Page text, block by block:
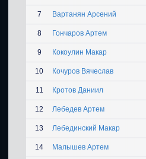
7 Вартанян Арсений
8 Гончаров Артем
9 Кокоулин Макар
10 Кочуров Вячеслав
11 Кротов Даниил
12 Лебедев Артем
13 Лебединский Макар
14 Малышев Артем